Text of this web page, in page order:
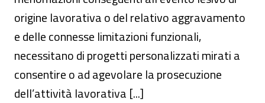
origine lavorativa o del relativo aggravamento
e delle connesse limitazioni funzionali,
necessitano di progetti personalizzati mirati a
consentire o ad agevolare la prosecuzione
dell’attività lavorativa [...]